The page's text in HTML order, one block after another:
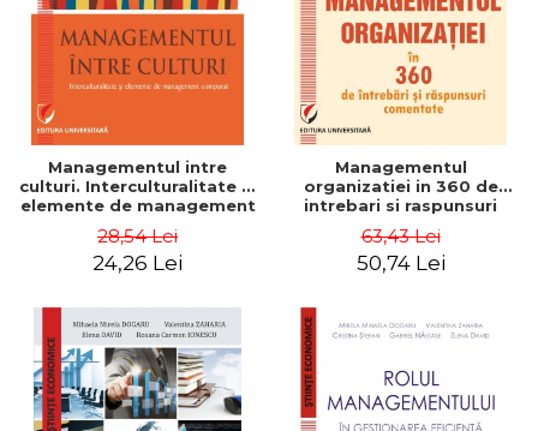
Managementul intre
culturi. Interculturalitate si
elemente de management
Dumitrascu
28,54 Lei
24,26 Lei
Managementul
organizatiei in 360 de
intrebari si raspunsuri
63,43 Lei
50,74 Lei